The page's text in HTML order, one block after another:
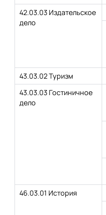
42.03.03 Издательское
дело
43.03.02 Туризм
43.03.03 Гостиничное
дело
46.03.01 История